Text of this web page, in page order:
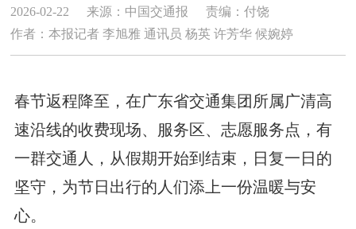
2026-02-22 来源：中国交通报
责编：付饶
作者：本报记者 李旭雅 通讯员 杨英 许芳华 候婉婷
春节返程降至，在广东省交通集团所属广清高
速沿线的收费现场、服务区、志愿服务点，有
一群交通人，从假期开始到结束，日复一日的
坚守，为节日出行的人们添上一份温暖与安
心。